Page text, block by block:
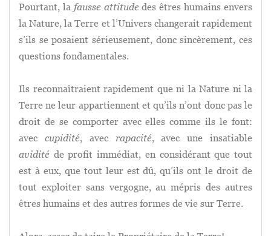
Pourtant, la fausse attitudedes êtres humains envers
la Nature, la Terre et l’Univers changerait rapidement
s’ils se posaient sérieusement, donc sincèrement, ces
questions fondamentales.
Ils reconnaîtraient rapidement que ni la Nature ni la
Terre ne leur appartiennent et qu’ils n’ont donc pas le
droit de se comporter avec elles comme ils le font:
avec cupidité, avec rapacité, avec une insatiable
avidité de profit immédiat, en considérant que tout
est à eux, que tout leur est dû, qu’ils ont le droit de
tout exploiter sans vergogne, au mépris des autres
êtres humains et des autres formes de vie sur Terre.